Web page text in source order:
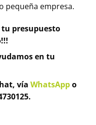
pequeña empresa.
tu presupuesto
en tu
vía WhatsAppo